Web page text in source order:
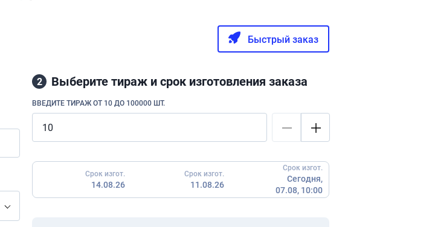
Быстрый заказ
2 Выберите тираж и срок изготовления заказа
ВВЕДИТЕ ТИРАЖ ОТ 10 ДО 100000 ШТ.
Срок изгот.
14.08.26
Срок изгот.
11.08.26
Срок изгот.
Сегодня,
07.08, 10:00